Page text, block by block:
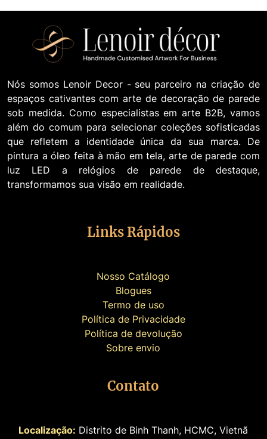
Nós somos Lenoir Decor - seu parceiro na criação de
espaços cativantes com arte de decoração de parede
sob medida. Como especialistas em arte B2B, vamos
além do comum para selecionar coleções sofisticadas
que refletem a identidade única da sua marca. De
pintura a óleo feita à mão em tela, arte de parede com
luz LED a relógios de parede de destaque,
transformamos sua visão em realidade.
Links Rápidos
Nosso Catálogo
Blogues
Termo de uso
Política de Privacidade
Política de devolução
Sobre envio
Contato
Localização: Distrito de Binh Thanh, HCMC, Vietnã